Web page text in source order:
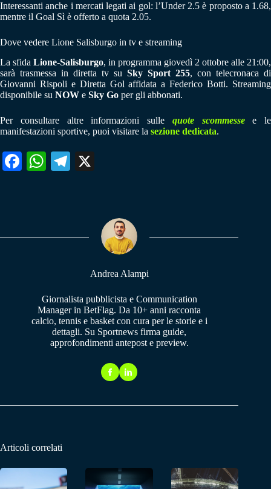
Interessanti anche i mercati legati ai gol: l’Under 2.5 è proposto a 1.68,
mentre il Goal Sì è offerto a quota 2.05.
Dove vedere Lione Salisburgo in tv e streaming
La sfida Lione-Salisburgo, in programma giovedì 2 ottobre alle 21:00,
sarà trasmessa in diretta tv su Sky Sport 255, con telecronaca di
Giovanni Rispoli e Diretta Gol affidata a Federico Botti. Streaming
disponibile su NOW e Sky Go per gli abbonati.
Per consultare altre informazioni sulle quote scommessee le
manifestazioni sportive, puoi visitare la sezione dedicata.
Fa W
pp
Te
m
Andrea Alampi
Giornalista pubblicista e Communication
Manager in BetFlag. Da 10+ anni racconta
calcio, tennis e basket con cura per le storie e i
dettagli. Su Sportnews firma guide,
approfondimenti antepost e preview.
Articoli correlati